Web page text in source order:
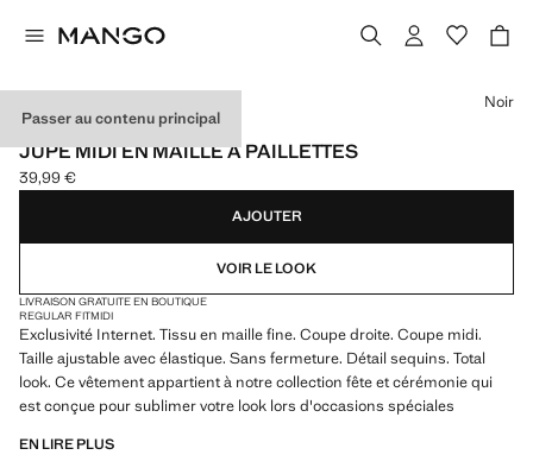
Passer au contenu principal
EXCLUSIVITÉ INTERNET
JUPE MIDI EN MAILLE À PAILLETTES
Prix actuel [39,99 € ]
39,99 €
Choisissez une couleur
Noir
AJOUTER
VOIR LE LOOK
LIVRAISON GRATUITE EN BOUTIQUE
REGULAR FITMIDI
Exclusivité Internet. Tissu en maille fine. Coupe droite. Coupe midi.
Taille ajustable avec élastique. Sans fermeture. Détail sequins. Total
look. Ce vêtement appartient à notre collection fête et cérémonie qui
est conçue pour sublimer votre look lors d'occasions spéciales
EN LIRE PLUS